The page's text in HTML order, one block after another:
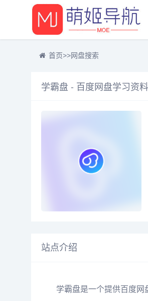
首页>>网盘搜索
学霸盘 - 百度网盘学习资
站点介绍
学霸盘是一个提供百度网